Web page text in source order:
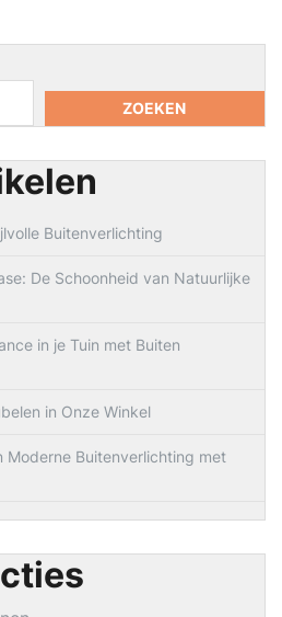
ZOEKEN
Buitenverlichting
De Schoonheid van Natuurlijke
in je Tuin met Buiten
in Onze Winkel
Moderne Buitenverlichting met